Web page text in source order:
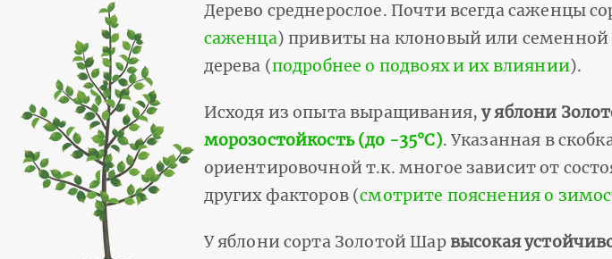
Дерево среднерослое. Почти всегда саженцы
саженца) привиты на клоновый или семенной
дерева (подробнее о подвоях и их влиянии).
Исходя из опыта выращивания,у яблони
морозостойкость (до -35°С). Указанная в
ориентировочной т.к. многое зависит от
других факторов (смотрите пояснения о
У яблони сорта Золотой Шар высокая